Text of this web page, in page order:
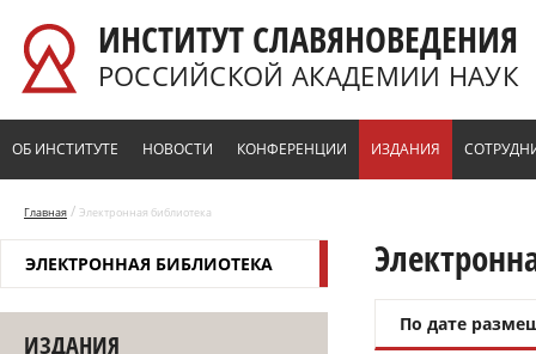
ИНСТИТУТ СЛАВЯНОВЕДЕНИЯ
РОССИЙСКОЙ АКАДЕМИИ НАУК
ОБ ИНСТИТУТЕ НОВОСТИ КОНФЕРЕНЦИИ ИЗДАНИЯ
Главная / Электронная библиотека
ЭЛЕКТРОННАЯ БИБЛИОТЕКА
ИЗДАНИЯ
По дате